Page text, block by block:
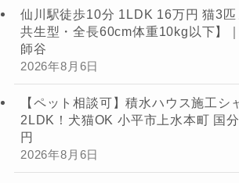
仙川駅徒歩10分 1LDK 16万円 猫3
共生型・全長60cm体重10kg以下】
師谷
2026年8月6日
【ペット相談可】積水ハウス施工シ
2LDK！犬猫OK 小平市上水本町 国
円
2026年8月6日